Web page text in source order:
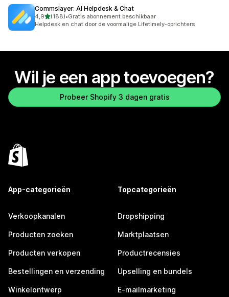
Commslayer: AI Helpdesk & Chat
4,9van 5 sterren
(188)
188 recensies in totaal
•Gratis abonnement beschikbaar
Helpdesk en chat door de voormalige Lifetimely-oprichters
Wil je een app toevoegen?
Probeer Shopify 3 dagen gratis
App-categorieën
Verkoopkanalen
Producten zoeken
Producten verkopen
Bestellingen en verzending
Winkelontwerp
Topcategorieën
Dropshipping
Marktplaatsen
Productrecensies
Upselling en bundels
E-mailmarketing